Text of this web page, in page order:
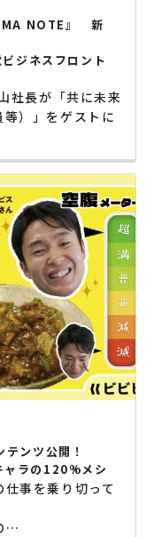
NOTE』 新
ジネスフロント
社長が「共に未来
）」をゲストに
ンツ公開！
ャラの120%メシ
事を乗り切って
…